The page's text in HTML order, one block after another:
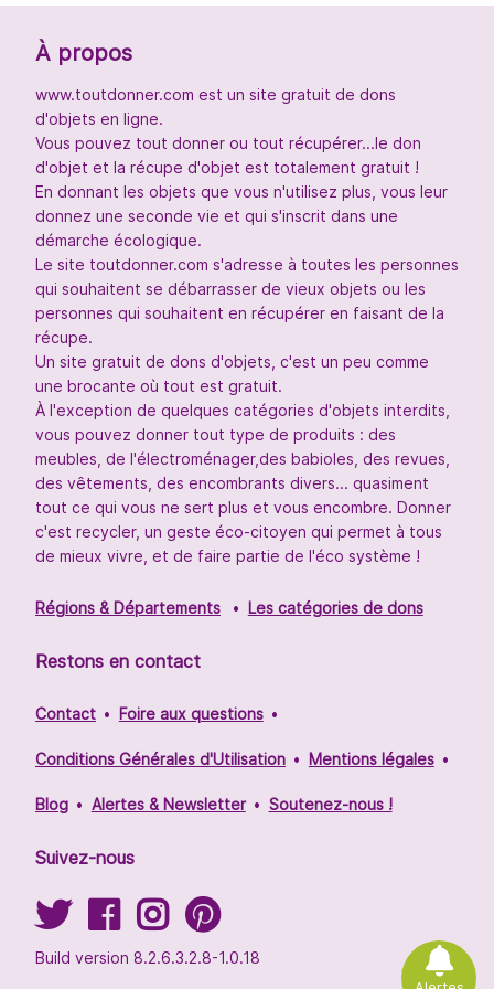
À propos
www.toutdonner.com est un site gratuit de dons
d'objets en ligne.
Vous pouvez tout donner ou tout récupérer...le don
d'objet et la récupe d'objet est totalement gratuit !
En donnant les objets que vous n'utilisez plus, vous leur
donnez une seconde vie et qui s'inscrit dans une
démarche écologique.
Le site toutdonner.com s'adresse à toutes les personnes
qui souhaitent se débarrasser de vieux objets ou les
personnes qui souhaitent en récupérer en faisant de la
récupe.
Un site gratuit de dons d'objets, c'est un peu comme
une brocante où tout est gratuit.
À l'exception de quelques catégories d'objets interdits,
vous pouvez donner tout type de produits : des
meubles, de l'électroménager,des babioles, des revues,
des vêtements, des encombrants divers... quasiment
tout ce qui vous ne sert plus et vous encombre. Donner
c'est recycler, un geste éco-citoyen qui permet à tous
de mieux vivre, et de faire partie de l'éco système !
Régions & Départements Les catégories de dons
Restons en contact
Contact Foire aux questions
Conditions Générales d'Utilisation Mentions légales
Blog Alertes & Newsletter Soutenez-nous !
Suivez-nous
Build version 8.2.6.3.2.8-1.0.18